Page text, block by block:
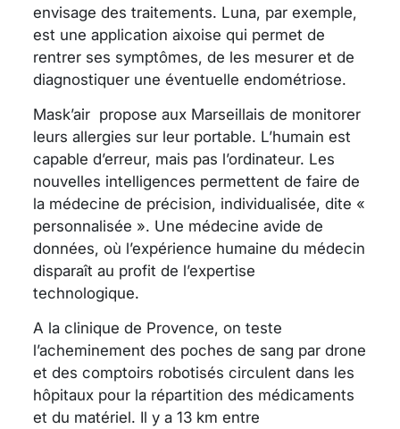
envisage des traitements. Luna, par exemple,
est une application aixoise qui permet de
rentrer ses symptômes, de les mesurer et de
diagnostiquer une éventuelle endométriose.
Mask’air propose aux Marseillais de monitorer
leurs allergies sur leur portable. L’humain est
capable d’erreur, mais pas l’ordinateur. Les
nouvelles intelligences permettent de faire de
la médecine de précision, individualisée, dite «
personnalisée ». Une médecine avide de
données, où l’expérience humaine du médecin
disparaît au profit de l’expertise
technologique.
A la clinique de Provence, on teste
l’acheminement des poches de sang par drone
et des comptoirs robotisés circulent dans les
hôpitaux pour la répartition des médicaments
et du matériel. Il y a 13 km entre